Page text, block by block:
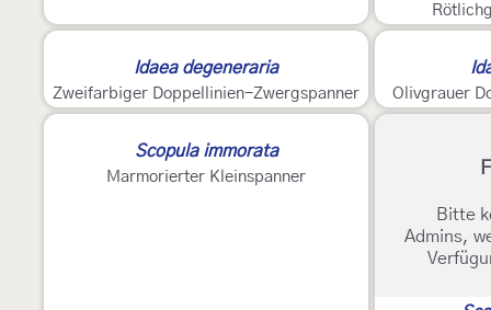
Idaea degeneraria
Zweifarbiger Doppellinien-Zwergspanner Olivgrauer
Scopula immorata
Marmorierter Kleinspanner
Bitte
Admins,